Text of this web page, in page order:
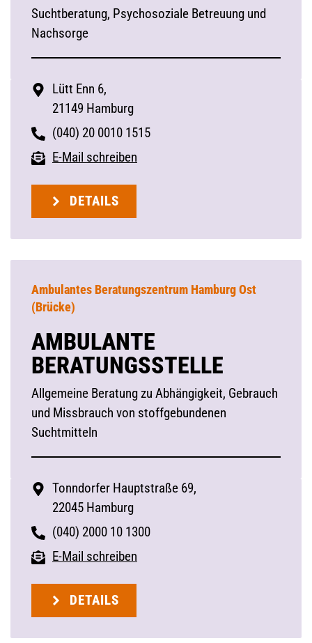
Suchtberatung, Psychosoziale Betreuung und
Nachsorge
Lütt Enn 6,
21149 Hamburg
(040) 20 0010 1515
E-Mail schreiben
DETAILS
Ambulantes Beratungszentrum Hamburg Ost
(Brücke)
AMBULANTE
BERATUNGSSTELLE
Allgemeine Beratung zu Abhängigkeit, Gebrauch
und Missbrauch von stoffgebundenen
Suchtmitteln
Tonndorfer Hauptstraße 69,
22045 Hamburg
(040) 2000 10 1300
E-Mail schreiben
DETAILS